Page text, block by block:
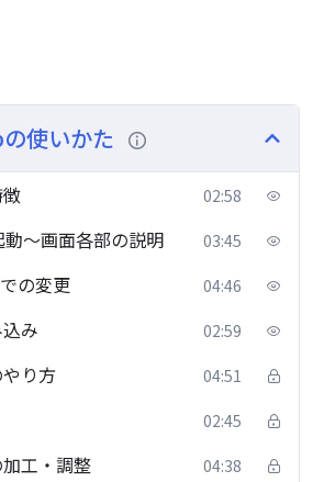
使いかた
02:58
～画面各部の説明 03:45
の変更 04:46
み 02:59
り方 04:51
02:45
工・調整 04:38